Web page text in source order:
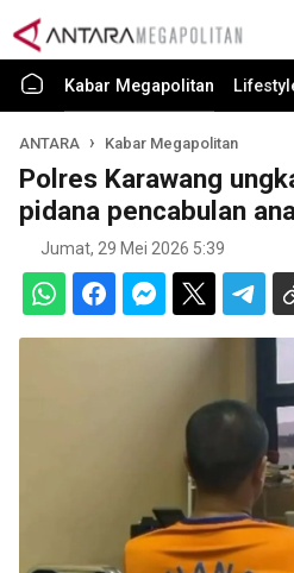
Kabar Megapolitan
ANTARA Kabar Megapolitan
Polres Karawang
pidana pencabulan
Jumat, 29 Mei 2026 5:39